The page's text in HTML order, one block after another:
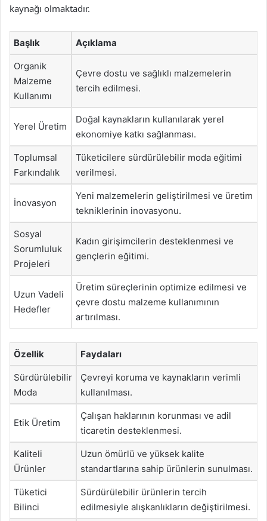
kaynağı olmaktadır.
Başlık Açıklama
Organik
Malzeme
Kullanımı
Çevre dostu ve sağlıklı malzemelerin
tercih edilmesi.
Yerel Üretim
Doğal kaynakların kullanılarak yerel
ekonomiye katkı sağlanması.
Toplumsal
Farkındalık
Tüketicilere sürdürülebilir moda eğitimi
verilmesi.
İnovasyon
Yeni malzemelerin geliştirilmesi ve üretim
tekniklerinin inovasyonu.
Sosyal
Sorumluluk
Projeleri
Kadın girişimcilerin desteklenmesi ve
gençlerin eğitimi.
Uzun Vadeli
Hedefler
Üretim süreçlerinin optimize edilmesi ve
çevre dostu malzeme kullanımının
artırılması.
Özellik Faydaları
Sürdürülebilir
Moda
Çevreyi koruma ve kaynakların verimli
kullanılması.
Etik Üretim
Çalışan haklarının korunması ve adil
ticaretin desteklenmesi.
Kaliteli
Ürünler
Uzun ömürlü ve yüksek kalite
standartlarına sahip ürünlerin sunulması.
Tüketici
Bilinci
Sürdürülebilir ürünlerin tercih
edilmesiyle alışkanlıkların değiştirilmesi.